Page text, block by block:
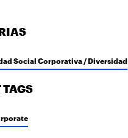
Social Corporativa / Diversidad
TAGS